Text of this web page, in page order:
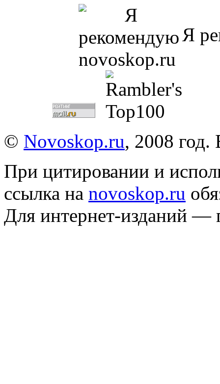
Я
© Novoskop.ru, 2008
При цитировании и
ссылка на novoskop.ru
Для интернет-изданий —